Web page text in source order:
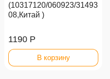
(10317120/060923/31493
08,Китай )
1190 Р
В корзину